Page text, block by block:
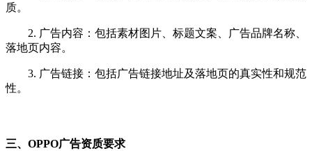
质。
2. 广告内容：包括素材图片、标题文案、广告品牌名称、
落地页内容。
3. 广告链接：包括广告链接地址及落地页的真实性和规范
性。
三、OPPO广告资质要求